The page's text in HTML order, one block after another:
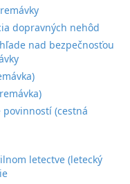
dopravných nehôd
nad bezpečnosťou
(cestná
letectve (letecký